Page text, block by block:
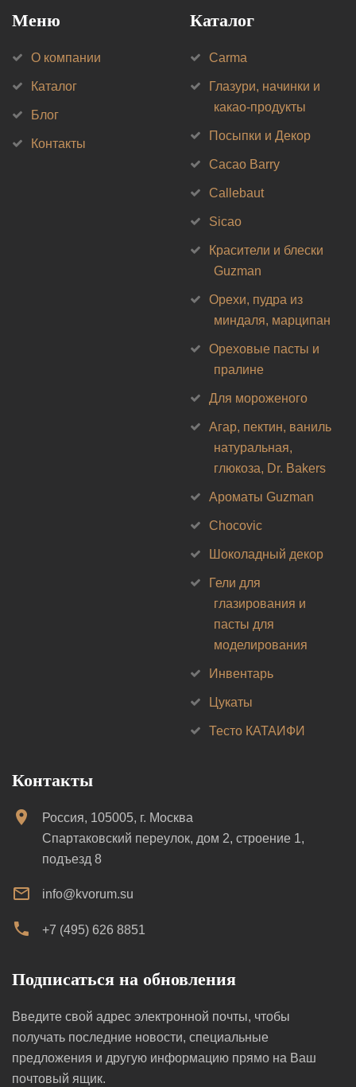
Меню
О компании
Каталог
Блог
Контакты
Каталог
Carma
Глазури, начинки и
какао-продукты
Посыпки и Декор
Cacao Barry
Callebaut
Sicao
Красители и блески
Guzman
Орехи, пудра из
миндаля, марципан
Ореховые пасты и
пралине
Для мороженого
Агар, пектин, ваниль
натуральная,
глюкоза, Dr. Bakers
Ароматы Guzman
Chocovic
Шоколадный декор
Гели для
глазирования и
пасты для
моделирования
Инвентарь
Цукаты
Тесто КАТАИФИ
Контакты
Россия, 105005, г. Москва
Спартаковский переулок, дом 2, строение 1,
подъезд 8
info@kvorum.su
+7 (495) 626 8851
Подписаться на обновления
Введите свой адрес электронной почты, чтобы
получать последние новости, специальные
предложения и другую информацию прямо на Ваш
почтовый ящик.